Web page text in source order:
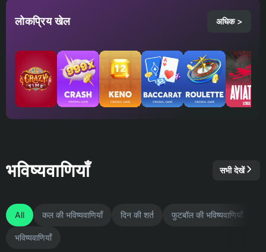
लोकप्रिय खेल अधिक >
भविष्यवाणियाँ सभी देखें
All कल की भविष्यवाणियाँ दिन की शर्त फुटबॉल की भविष्यवाणियाँ
भविष्यवाणियाँ